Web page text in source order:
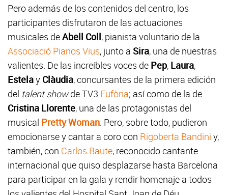
Pero además de los contenidos del centro, los
participantes disfrutaron de las actuaciones
musicales deAbell Coll, pianista voluntario de la
Associació Pianos Vius, junto a Sira, una de nuestras
valientes. De las increíbles voces de Pep, Laura,
Estelay Clàudia, concursantes de la primera edición
del talent showde TV3 Eufòria; así como de la de
Cristina Llorente, una de las protagonistas del
musical Pretty Woman. Pero, sobre todo, pudieron
emocionarse y cantar a coro con Rigoberta Bandini y,
también, con Carlos Baute, reconocido cantante
internacional que quiso desplazarse hasta Barcelona
para participar en la gala y rendir homenaje a todos